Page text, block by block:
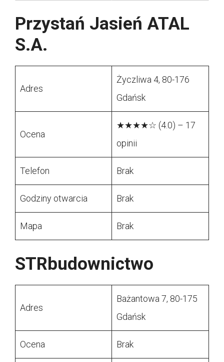
Przystań Jasień ATAL
S.A.
Adres
Życzliwa 4, 80-176
Gdańsk
Ocena
★★★★☆ (4.0) – 17
opinii
Telefon Brak
Godziny otwarcia Brak
Mapa Brak
STRbudownictwo
Adres
Bażantowa 7, 80-175
Gdańsk
Ocena Brak